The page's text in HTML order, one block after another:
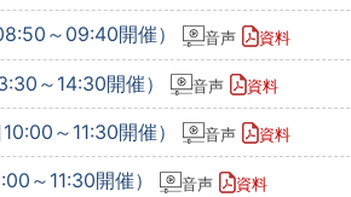
～09:40開催） 音声 資料
～14:30開催） 音声 資料
～11:30開催） 音声 資料
～11:30開催） 音声 資料